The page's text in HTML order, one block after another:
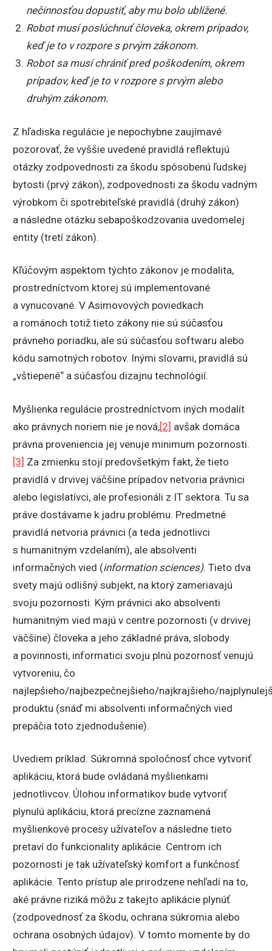
nečinnosťou dopustiť, aby mu bolo ublížené.
Robot musí poslúchnuť človeka, okrem prípadov,
keď je to v rozpore s prvým zákonom.
Robot sa musí chrániť pred poškodením, okrem
prípadov, keď je to v rozpore s prvým alebo
druhým zákonom.
Z hľadiska regulácie je nepochybne zaujímavé
pozorovať, že vyššie uvedené pravidlá reflektujú
otázky zodpovednosti za škodu spôsobenú ľudskej
bytosti (prvý zákon), zodpovednosti za škodu vadným
výrobkom či spotrebiteľské pravidlá (druhý zákon)
a následne otázku sebapoškodzovania uvedomelej
entity (tretí zákon).
Kľúčovým aspektom týchto zákonov je modalita,
prostredníctvom ktorej sú implementované
a vynucované. V Asimovových poviedkach
a románoch totiž tieto zákony nie sú súčasťou
právneho poriadku, ale sú súčasťou softwaru alebo
kódu samotných robotov. Inými slovami, pravidlá sú
„vštiepené“ a súčasťou dizajnu technológií.
Myšlienka regulácie prostredníctvom iných modalít
ako právnych noriem nie je nová,[2] avšak domáca
právna proveniencia jej venuje minimum pozornosti.
[3] Za zmienku stojí predovšetkým fakt, že tieto
pravidlá v drvivej väčšine prípadov netvoria právnici
alebo legislatívci, ale profesionáli z IT sektora. Tu sa
práve dostávame k jadru problému. Predmetné
pravidlá netvoria právnici (a teda jednotlivci
s humanitným vzdelaním), ale absolventi
informačných vied (information sciences). Tieto dva
svety majú odlišný subjekt, na ktorý zameriavajú
svoju pozornosti. Kým právnici ako absolventi
humanitným vied majú v centre pozornosti (v drvivej
väčšine) človeka a jeho základné práva, slobody
a povinnosti, informatici svoju plnú pozornosť venujú
vytvoreniu, čo
najlepšieho/najbezpečnejšieho/najkrajšieho/
produktu (snáď mi absolventi informačných vied
prepáčia toto zjednodušenie).
Uvediem príklad. Súkromná spoločnosť chce vytvoriť
aplikáciu, ktorá bude ovládaná myšlienkami
jednotlivcov. Úlohou informatikov bude vytvoriť
plynulú aplikáciu, ktorá precízne zaznamená
myšlienkové procesy užívateľov a následne tieto
pretaví do funkcionality aplikácie. Centrom ich
pozornosti je tak užívateľský komfort a funkčnosť
aplikácie. Tento prístup ale prirodzene nehľadí na to,
aké právne riziká môžu z takejto aplikácie plynúť
(zodpovednosť za škodu, ochrana súkromia alebo
ochrana osobných údajov). V tomto momente by do